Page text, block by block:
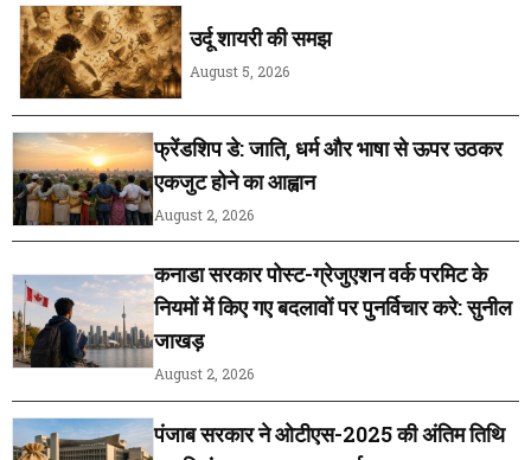
उर्दू शायरी की समझ
August 5, 2026
फ्रेंडशिप डे: जाति, धर्म और भाषा से ऊपर उठकर
एकजुट होने का आह्वान
August 2, 2026
कनाडा सरकार पोस्ट-ग्रेजुएशन वर्क परमिट के
नियमों में किए गए बदलावों पर पुनर्विचार करे: सुनील
जाखड़
August 2, 2026
पंजाब सरकार ने ओटीएस-2025 की अंतिम तिथि